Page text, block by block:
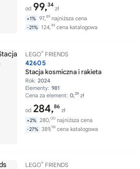
od 99,34
zł
+1% 97,89 najniższa cena
-21% 124,99 cena katalogowa
LEGO® FRIENDS
42605
Stacja kosmiczna i rakieta
Rok: 2024
Elementy: 981
Cena za element: 0,29 zł
od 284,86
zł
+2% 280,00 najniższa cena
-27% 389,99 cena katalogowa
LEGO® FRIENDS